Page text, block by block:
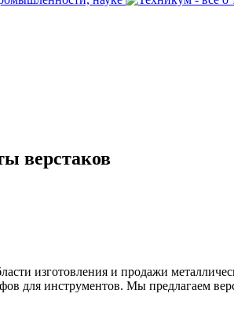
верстаков
изготовления и продажи
для инструментов. Мы предлагаем